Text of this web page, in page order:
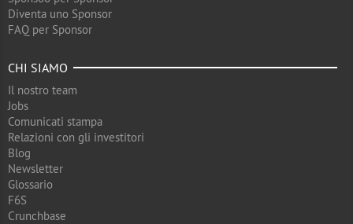
Diventa uno Sponsor
FAQ per Sponsor
CHI SIAMO
Il nostro team
Jobs
Comunicati stampa
Relazioni con gli investitori
Blog
Newsletter
Glossario
F6S
Crunchbase